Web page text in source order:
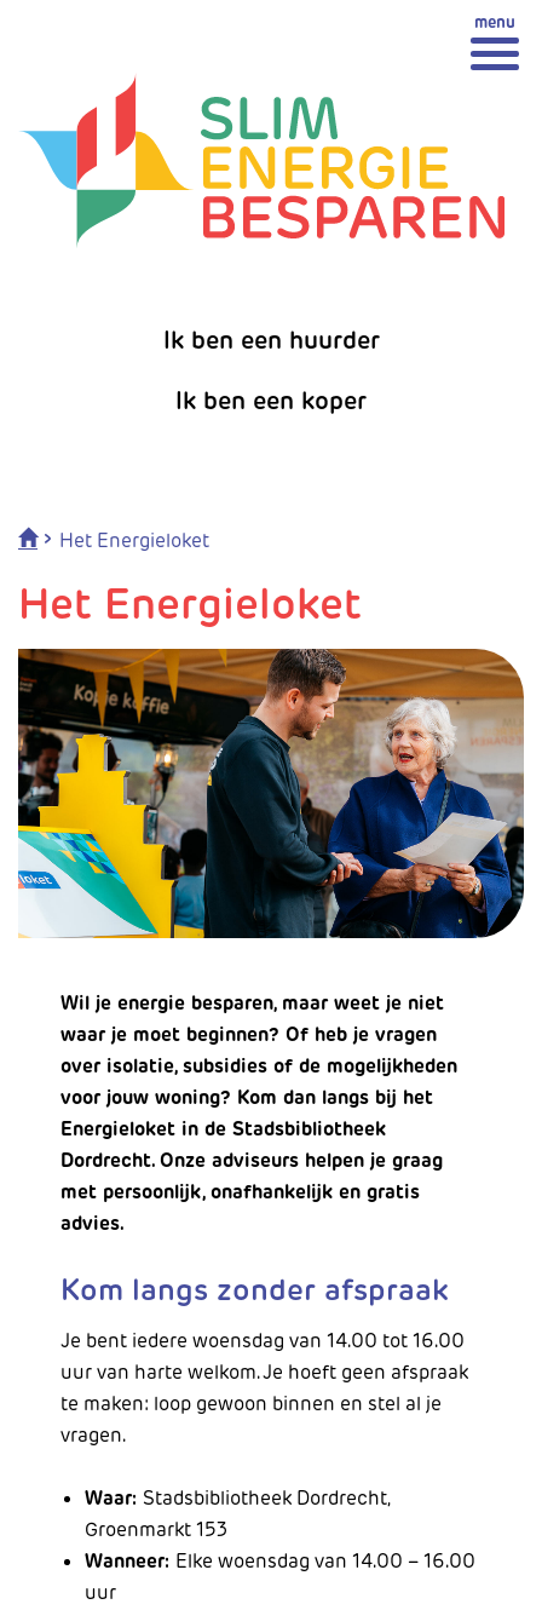
Ik ben een huurder
Ik ben een koper
› Het Energieloket
Het Energieloket
Wil je energie besparen, maar weet je niet
waar je moet beginnen? Of heb je vragen
over isolatie, subsidies of de mogelijkheden
voor jouw woning? Kom dan langs bij het
Energieloket in de Stadsbibliotheek
Dordrecht. Onze adviseurs helpen je graag
met persoonlijk, onafhankelijk en gratis
advies.
Kom langs zonder afspraak
Je bent iedere woensdag van 14.00 tot 16.00
uur van harte welkom. Je hoeft geen afspraak
te maken: loop gewoon binnen en stel al je
vragen.
Waar: Stadsbibliotheek Dordrecht,
Groenmarkt 153
Wanneer: Elke woensdag van 14.00 – 16.00
uur